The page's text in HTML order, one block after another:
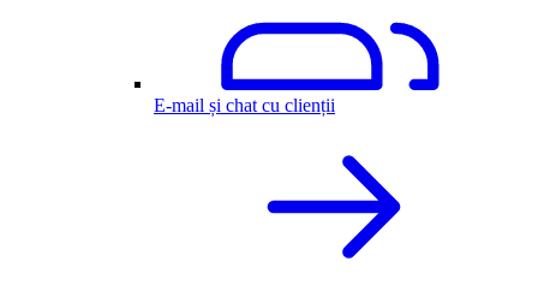
E-mail și chat cu clienții